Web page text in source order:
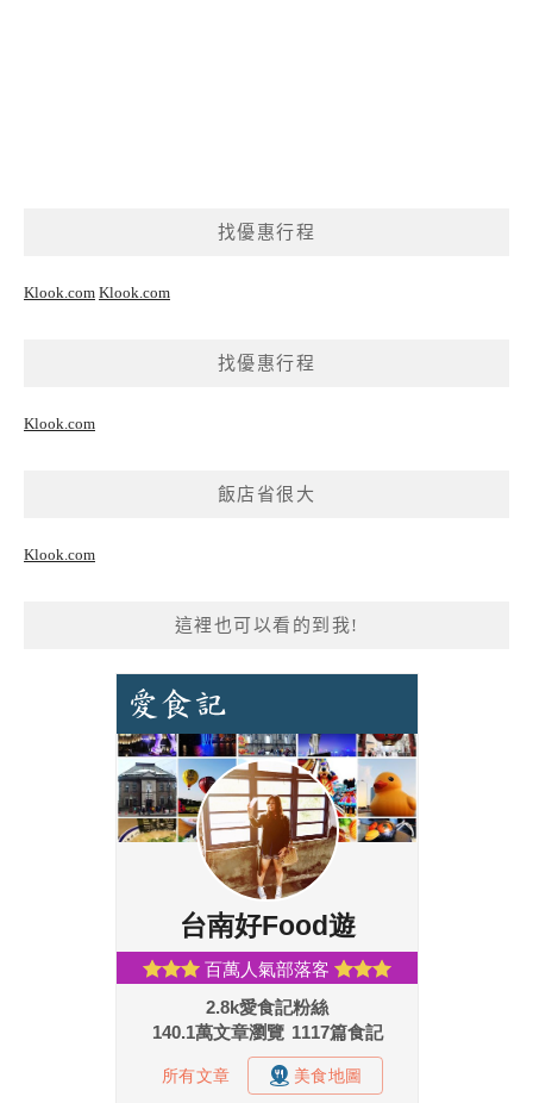
找優惠行程
Klook.com Klook.com
找優惠行程
Klook.com
飯店省很大
Klook.com
這裡也可以看的到我!